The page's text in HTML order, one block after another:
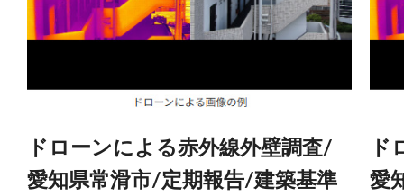
ドローンによる赤外線外壁調査/
愛知県常滑市/定期報告/建築基準
愛